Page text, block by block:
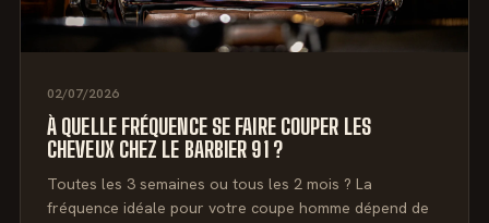
02/07/2026
À QUELLE FRÉQUENCE SE FAIRE COUPER LES
CHEVEUX CHEZ LE BARBIER 91 ?
Toutes les 3 semaines ou tous les 2 mois ? La
fréquence idéale pour votre coupe homme dépend de